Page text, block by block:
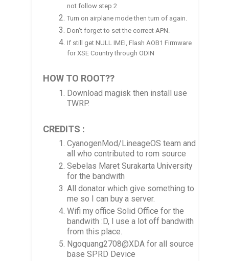
not follow step 2
Turn on airplane mode then turn of again.
Don't forget to set the correct APN.
If still get NULL IMEI, Flash AOB1 Firmware
for XSE Country through ODIN
HOW TO ROOT??
Download magisk then install use
TWRP.
CREDITS :
CyanogenMod/LineageOS team and
all who contributed to rom source
Sebelas Maret Surakarta University
for the bandwith
All donator which give something to
me so I can buy a server.
Wifi my office Solid Office for the
bandwith :D, I use a lot off bandwith
from this place.
Ngoquang2708@XDA for all source
base SPRD Device